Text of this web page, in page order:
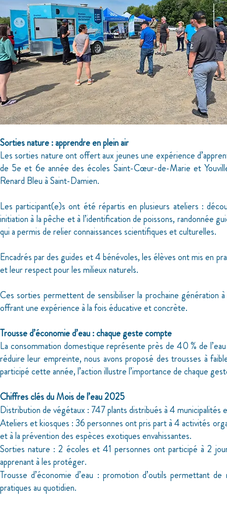
Sorties nature : apprendre en plein air
Les sorties nature ont offert aux jeunes une expérience
de 5e et 6e année des écoles Saint-Cœur-de-Marie et
Renard Bleu à Saint-Damien.
Les participant(e)s ont été répartis en plusieurs ateliers :
initiation à la pêche et à l’identification de poissons,
qui a permis de relier connaissances scientifiques et culturelles.
Encadrés par des guides et 4 bénévoles, les élèves ont mis en
et leur respect pour les milieux naturels.
Ces sorties permettent de sensibiliser la prochaine génération
offrant une expérience à la fois éducative et concrète.
Trousse d’économie d’eau : chaque geste compte
La consommation domestique représente près de 40 % de
réduire leur empreinte, nous avons proposé des trousses à
participé cette année, l’action illustre l’importance de chaque
Chiffres clés du Mois de l’eau 2025
Distribution de végétaux : 747 plants distribués à 4 municipalités
Ateliers et kiosques : 36 personnes ont pris part à 4 activités
et à la prévention des espèces exotiques envahissantes.
Sorties nature : 2 écoles et 41 personnes ont participé à 2
apprenant à les protéger.
Trousse d’économie d’eau : promotion d’outils permettant
pratiques au quotidien.